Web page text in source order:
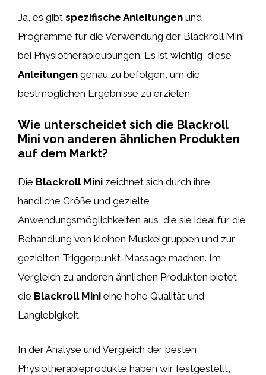
Ja, es gibt spezifische Anleitungen und
Programme für die Verwendung der Blackroll Mini
bei Physiotherapieübungen. Es ist wichtig, diese
Anleitungen genau zu befolgen, um die
bestmöglichen Ergebnisse zu erzielen.
Wie unterscheidet sich die Blackroll
Mini von anderen ähnlichen Produkten
auf dem Markt?
Die Blackroll Mini zeichnet sich durch ihre
handliche Größe und gezielte
Anwendungsmöglichkeiten aus, die sie ideal für die
Behandlung von kleinen Muskelgruppen und zur
gezielten Triggerpunkt-Massage machen. Im
Vergleich zu anderen ähnlichen Produkten bietet
die Blackroll Mini eine hohe Qualität und
Langlebigkeit.
In der Analyse und Vergleich der besten
Physiotherapieprodukte haben wir festgestellt,